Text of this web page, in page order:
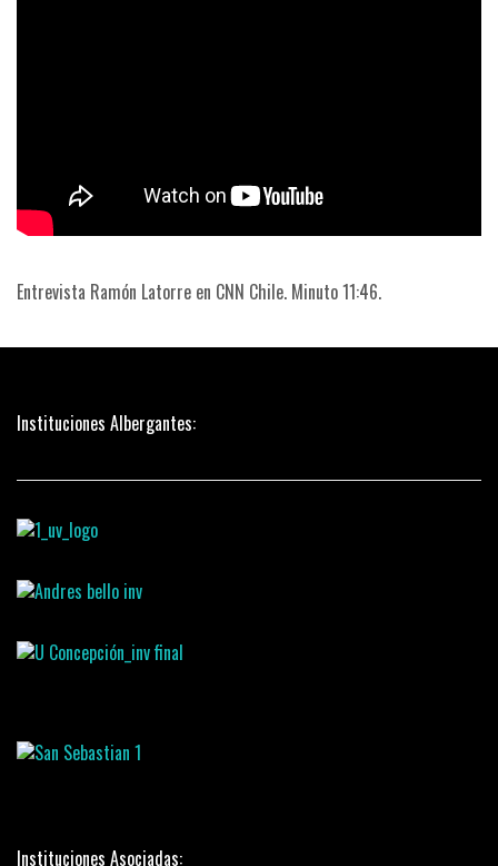
Entrevista Ramón Latorre en CNN Chile. Minuto 11:46.
Instituciones Albergantes:
Instituciones Asociadas: